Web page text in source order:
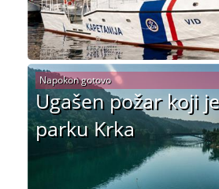
Ugašen požar koji
parku Krka
Napokon gotovo